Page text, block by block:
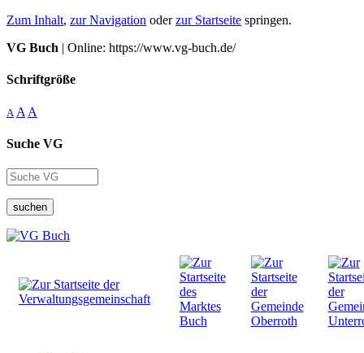
Zum Inhalt, zur Navigation oderzur Startseite springen.
VG Buch | Online: https://www.vg-buch.de/
Schriftgröße
A A A
Suche VG
suchen